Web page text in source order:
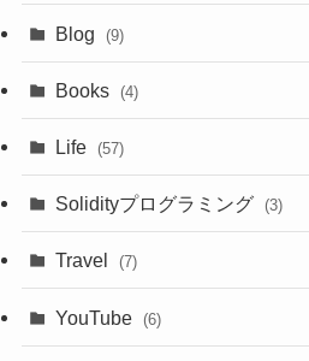
Blog (9)
Books (4)
Life (57)
Solidityプログラミング (3)
Travel (7)
YouTube (6)